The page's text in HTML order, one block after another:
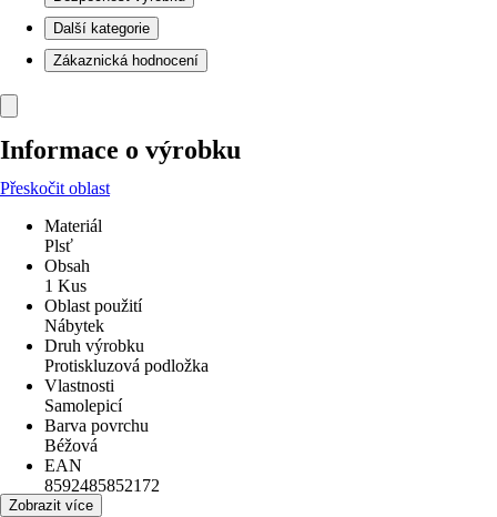
Další kategorie
Zákaznická hodnocení
Informace o výrobku
Přeskočit oblast
Materiál
Plsť
Obsah
1 Kus
Oblast použití
Nábytek
Druh výrobku
Protiskluzová podložka
Vlastnosti
Samolepicí
Barva povrchu
Béžová
EAN
8592485852172
Zobrazit více